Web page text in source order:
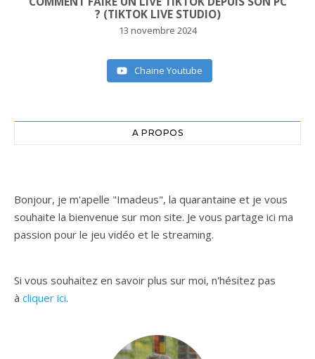
? (TIKTOK LIVE STUDIO)
13 novembre 2024
Chaine Youtube
A PROPOS
Bonjour, je m'apelle "Imadeus", la quarantaine et je vous
souhaite la bienvenue sur mon site. Je vous partage ici ma
passion pour le jeu vidéo et le streaming.
Si vous souhaitez en savoir plus sur moi, n'hésitez pas
à cliquer ici.